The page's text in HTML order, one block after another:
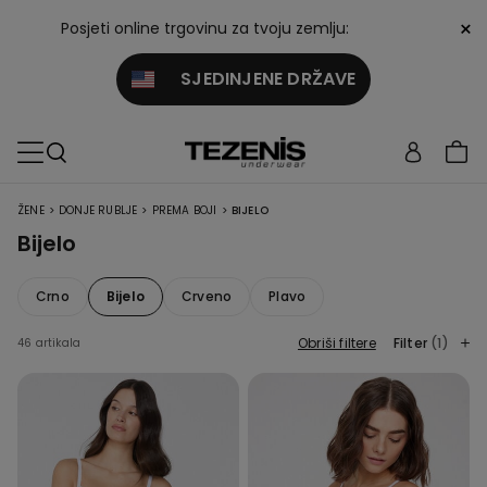
Posjeti online trgovinu za tvoju zemlju:
SJEDINJENE DRŽAVE
×
ŽENE > DONJE RUBLJE > PREMA BOJI > BIJELO
Bijelo
Crno Bijelo Crveno Plavo
46 artikala Obriši filtere Filter (1)